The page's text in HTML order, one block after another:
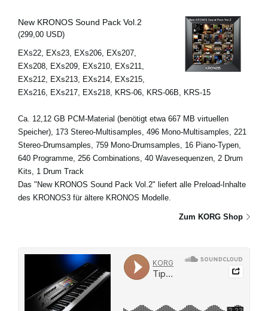
New KRONOS Sound Pack Vol.2
(299,00 USD)
EXs22, EXs23, EXs206, EXs207,
EXs208, EXs209, EXs210, EXs211,
EXs212, EXs213, EXs214, EXs215,
EXs216, EXs217, EXs218, KRS-06, KRS-06B, KRS-15
Ca. 12,12 GB PCM-Material (benötigt etwa 667 MB virtuellen
Speicher), 173 Stereo-Multisamples, 496 Mono-Multisamples, 221
Stereo-Drumsamples, 759 Mono-Drumsamples, 16 Piano-Typen,
640 Programme, 256 Combinations, 40 Wavesequenzen, 2 Drum
Kits, 1 Drum Track
Das "New KRONOS Sound Pack Vol.2" liefert alle Preload-Inhalte
des KRONOS3 für ältere KRONOS Modelle.
Zum KORG Shop